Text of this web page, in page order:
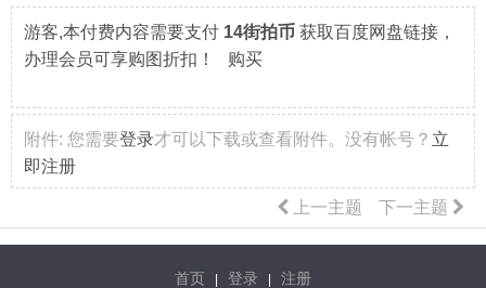
游客,本付费内容需要支付 14街拍币 获取百度网盘链接，
办理会员可享购图折扣！ 购买
附件: 您需要登录才可以下载或查看附件。没有帐号？ 立
即注册
下一主题
上一主题
首页 登录 注册